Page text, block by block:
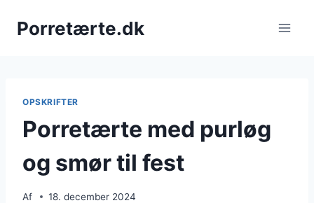
Porretærte.dk
OPSKRIFTER
Porretærte med purløg
og smør til fest
Af 18. december 2024